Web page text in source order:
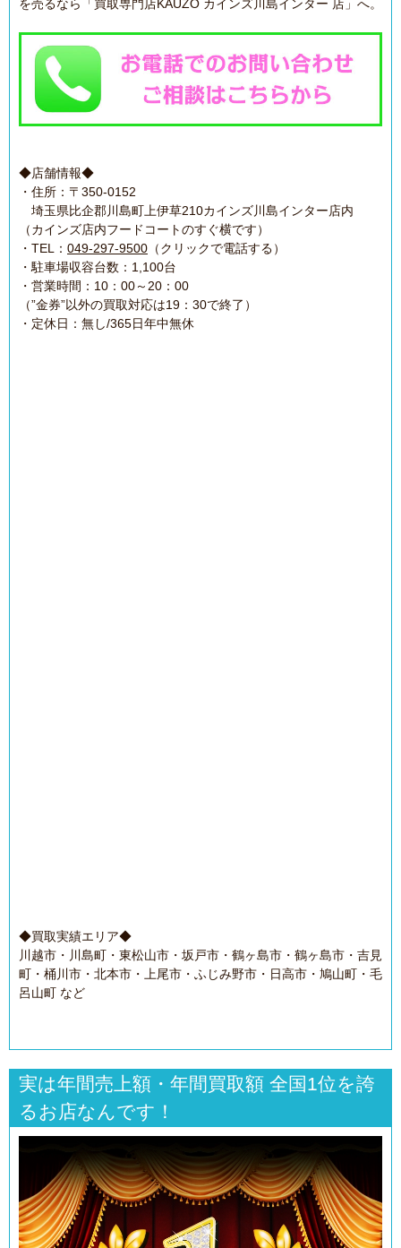
を売るなら「買取専門店KAUZO カインズ川島インター 店」へ。
◆店舗情報◆
・住所：〒350-0152
埼玉県比企郡川島町上伊草210カインズ川島インター店内
（カインズ店内フードコートのすぐ横です）
・TEL： 049-297-9500 （クリックで電話する）
・駐車場収容台数：1,100台
・営業時間：10：00～20：00
（”金券”以外の買取対応は19：30で終了）
・定休日：無し/365日年中無休
◆買取実績エリア◆
川越市・川島町・東松山市・坂戸市・鶴ヶ島市・鶴ヶ島市・吉見
町・桶川市・北本市・上尾市・ふじみ野市・日高市・鳩山町・毛
呂山町 など
実は年間売上額・年間買取額 全国1位を誇
るお店なんです！